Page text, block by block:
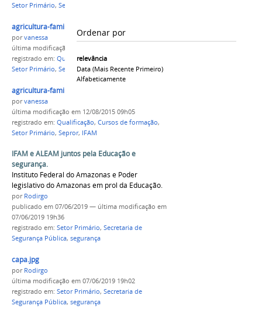
Ordenar por
relevância
Data (mais Recente Primeiro)
Alfabeticamente
Setor Primário, Sepror
agricultura-familiar.jpg
porvanessa
última modificação
registrado em: Qualificação,Cursos de formação
Setor Primário, Sepror,IFAM
agricultura-familiar.jpg
porvanessa
última modificação em 12/08/2015 09h05
registrado em: Qualificação, Cursos de formação,
Setor Primário, Sepror, IFAM
IFAM e ALEAM juntos pela Educação e
segurança.
Instituto Federal do Amazonas e Poder
legislativo do Amazonas em prol da Educação.
por Rodirgo
publicado em 07/06/2019 — última modificação em
07/06/2019 19h36
registrado em: Setor Primário, Secretaria de
Segurança Pública, segurança
capa.jpg
por Rodirgo
última modificação em 07/06/2019 19h02
registrado em: Setor Primário, Secretaria de
Segurança Pública, segurança